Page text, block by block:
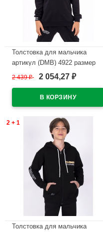
Толстовка для мальчика
артикул (DMB) 4922 размер
34/134-44/164 цвет черный
2 439₽ 2 054,27 ₽
2 + 1
Толстовка для мальчика